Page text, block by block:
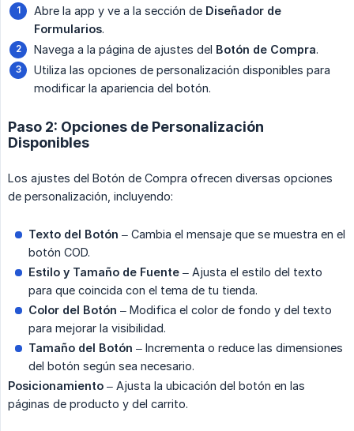
Abre la app y ve a la sección de Diseñador de
Formularios.
Navega a la página de ajustes del Botón de Compra.
Utiliza las opciones de personalización disponibles para
modificar la apariencia del botón.
Paso 2: Opciones de Personalización
Disponibles
Los ajustes del Botón de Compra ofrecen diversas opciones
de personalización, incluyendo:
Texto del Botón – Cambia el mensaje que se muestra en el
botón COD.
Estilo y Tamaño de Fuente – Ajusta el estilo del texto
para que coincida con el tema de tu tienda.
Color del Botón – Modifica el color de fondo y del texto
para mejorar la visibilidad.
Tamaño del Botón – Incrementa o reduce las dimensiones
del botón según sea necesario.
Posicionamiento – Ajusta la ubicación del botón en las
páginas de producto y del carrito.